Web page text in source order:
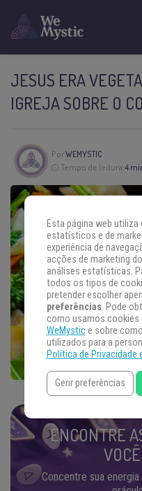
JESUS ERA
IGREJA SOBRE O
PorWEMYSTIC
Tempo de leitura:4
ENCONTRE
Concentre sua
Esta página web
estatísticos e de
experiência de
acções de marketing
análises estatísticas.
todos os tipos de
pretender escolher
preferências. Pode
como usamos cookies
WeMystice sobre
utilizados para a
Política de Privacidade
Gerir preferências